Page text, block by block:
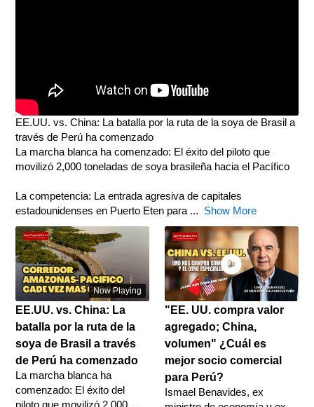
EE.UU. vs. China: La batalla por la ruta de la soya de Brasil a
través de Perú ha comenzado
La marcha blanca ha comenzado: El éxito del piloto que
movilizó 2,000 toneladas de soya brasileña hacia el Pacífico
La competencia: La entrada agresiva de capitales
estadounidenses en Puerto Eten para ... Show More
Now Playing
EE.UU. vs. China: La
batalla por la ruta de la
soya de Brasil a través
de Perú ha comenzado
La marcha blanca ha
comenzado: El éxito del
"EE. UU. compra valor
agregado; China,
volumen" ¿Cuál es
mejor socio comercial
para Perú?
Ismael Benavides, ex